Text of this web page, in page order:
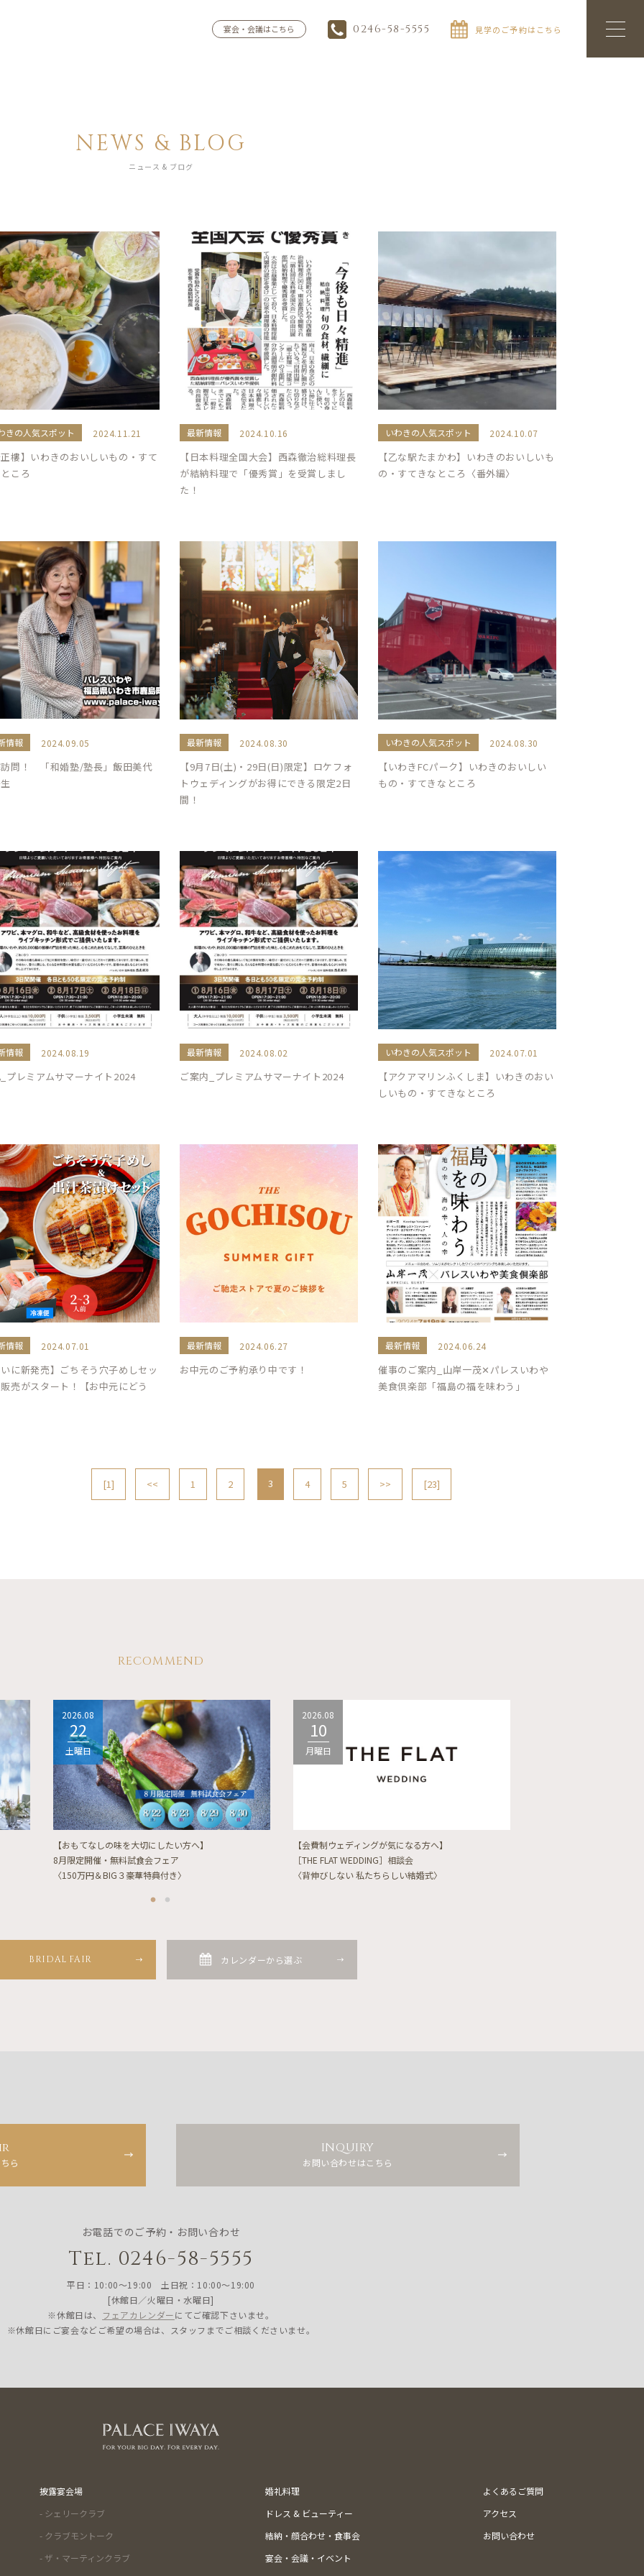
宴会・会議はこちら 0246-58-5555 見学のご予約はこちら
NEWS & BLOG
ニュース & ブログ
きの人気スポット 2024.11.21
樓】いわきのおいしいもの・すて
ころ
最新情報 2024.10.16
【日本料理全国大会】西森徹治総料理長
が結納料理で「優秀賞」を受賞しまし
た！
いわきの人気スポット 2024.10.07
【乙な駅たまかわ】いわきのおいしいも
の・すてきなところ〈番外編〉
情報 2024.09.05
問！ 「和婚塾/塾長」飯田美代
最新情報 2024.08.30
【9月7日(土)・29日(日)限定】ロケフォ
トウェディングがお得にできる限定2日
間！
いわきの人気スポット 2024.08.30
【いわきFCパーク】いわきのおいしい
もの・すてきなところ
情報 2024.08.19
プレミアムサマーナイト2024
最新情報 2024.08.02
ご案内_プレミアムサマーナイト2024
いわきの人気スポット 2024.07.01
【アクアマリンふくしま】いわきのおい
しいもの・すてきなところ
情報 2024.07.01
に新発売】ごちそう穴子めしセッ
売がスタート！【お中元にどう
最新情報 2024.06.27
お中元のご予約承り中です！
最新情報 2024.06.24
催事のご案内_山岸一茂✕パレスいわや
美食倶楽部「福島の福を味わう」
[1] << 1 2 3 4 5 >> [23]
RECOMMEND
2026.08
22
土曜日
【おもてなしの味を大切にしたい方へ】
8月限定開催・無料試食会フェア
〈150万円＆BIG３豪華特典付き〉
2026.08
10
月曜日
【会費制ウェディングが気になる方へ】
［THE FLAT WEDDING］相談会
〈背伸びしない 私たちらしい結婚式〉
BRIDAL FAIR カレンダーから選ぶ
ら
INQUIRY
お問い合わせはこちら
お電話でのご予約・お問い合わせ
Tel. 0246-58-5555
平日：10:00〜19:00 土日祝：10:00〜19:00
[休館日／火曜日・水曜日]
※休館日は、 フェアカレンダーにてご確認下さいませ。
※休館日にご宴会などご希望の場合は、スタッフまでご相談くださいませ。
披露宴会場
- シェリークラブ
- クラブモントーク
- ザ・マーティンクラブ
婚礼料理
ドレス & ビューティー
結納・顔合わせ・食事会
宴会・会議・イベント
よくあるご質問
アクセス
お問い合わせ